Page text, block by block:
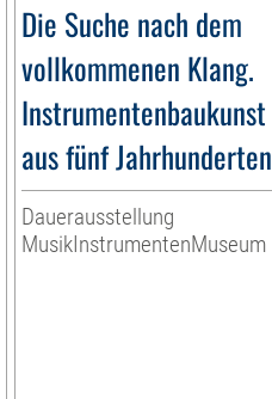
Die Suche nach dem
vollkommenen Klang.
Instrumentenbaukunst
aus fünf Jahrhunderten
Dauerausstellung
MusikInstrumentenMuseum